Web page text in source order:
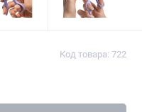
Код товара: 722